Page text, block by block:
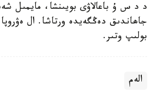
د د س ۇ باعالاۋى بويىنشا، مايمىل
جاھاندىق دەڭگەيدە ورتاشا. ال
بولىپ وتىر.
الەم